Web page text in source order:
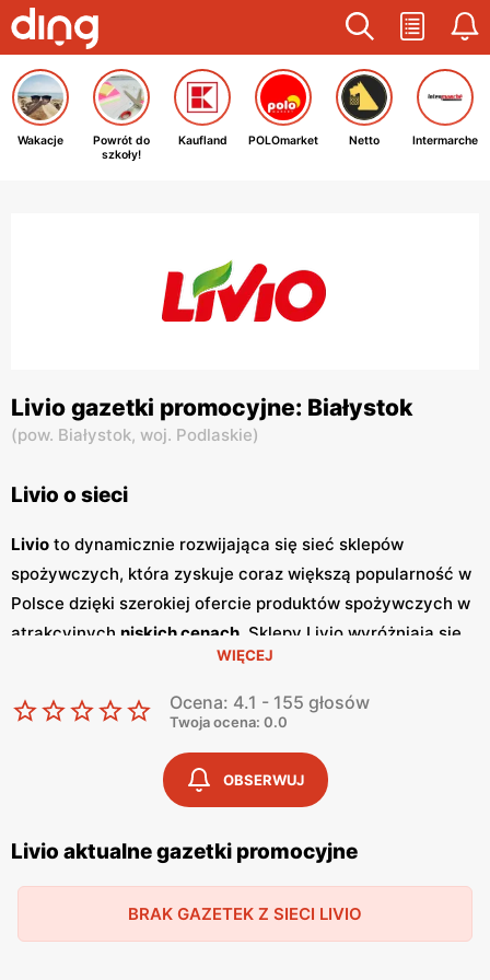
Wakacje
Powrót do
szkoły!
Kaufland POLOmarket Netto Intermarche
Livio gazetki promocyjne: Białystok
(pow. Białystok, woj. Podlaskie)
Livio o sieci
Livio to dynamicznie rozwijająca się sieć sklepów
spożywczych, która zyskuje coraz większą popularność w
Polsce dzięki szerokiej ofercie produktów spożywczych w
atrakcyjnych niskich cenach . Sklepy Livio wyróżniają się
nie tylko bogatym asortymentem, ale także częstymi
, które przyciągają klientów szukających
oszczędności i wysokiej jakości. Regularnie wydawane
informują o aktualnych zniżkach i
ofertach specjalnych, co sprawia, że klienci mogą być na
bieżąco z najnowszymi okazjami zakupowymi. Livio
szczególnie stawia na polskie produkty, co jest wyrazem
ich zaangażowania w wspieranie lokalnych producentów i
produktów. W ofercie sklepów można znaleźć szeroki
WIĘCEJ
Ocena: 4.1 - 155 głosów
Twoja ocena: 0.0
OBSERWUJ
Livio aktualne gazetki promocyjne
BRAK GAZETEK Z SIECI LIVIO